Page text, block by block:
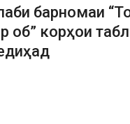
барномаи
об” корҳои